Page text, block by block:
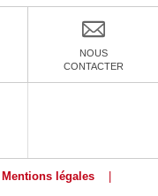
NOUS
CONTACTER
Mentions légales